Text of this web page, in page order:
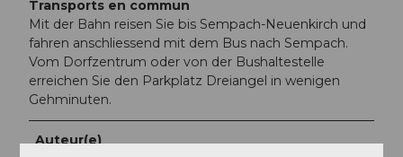
Transports en commun
Mit der Bahn reisen Sie bis Sempach-Neuenkirch und
fahren anschliessend mit dem Bus nach Sempach.
Vom Dorfzentrum oder von der Bushaltestelle
erreichen Sie den Parkplatz Dreiangel in wenigen
Gehminuten.
Auteur(e)